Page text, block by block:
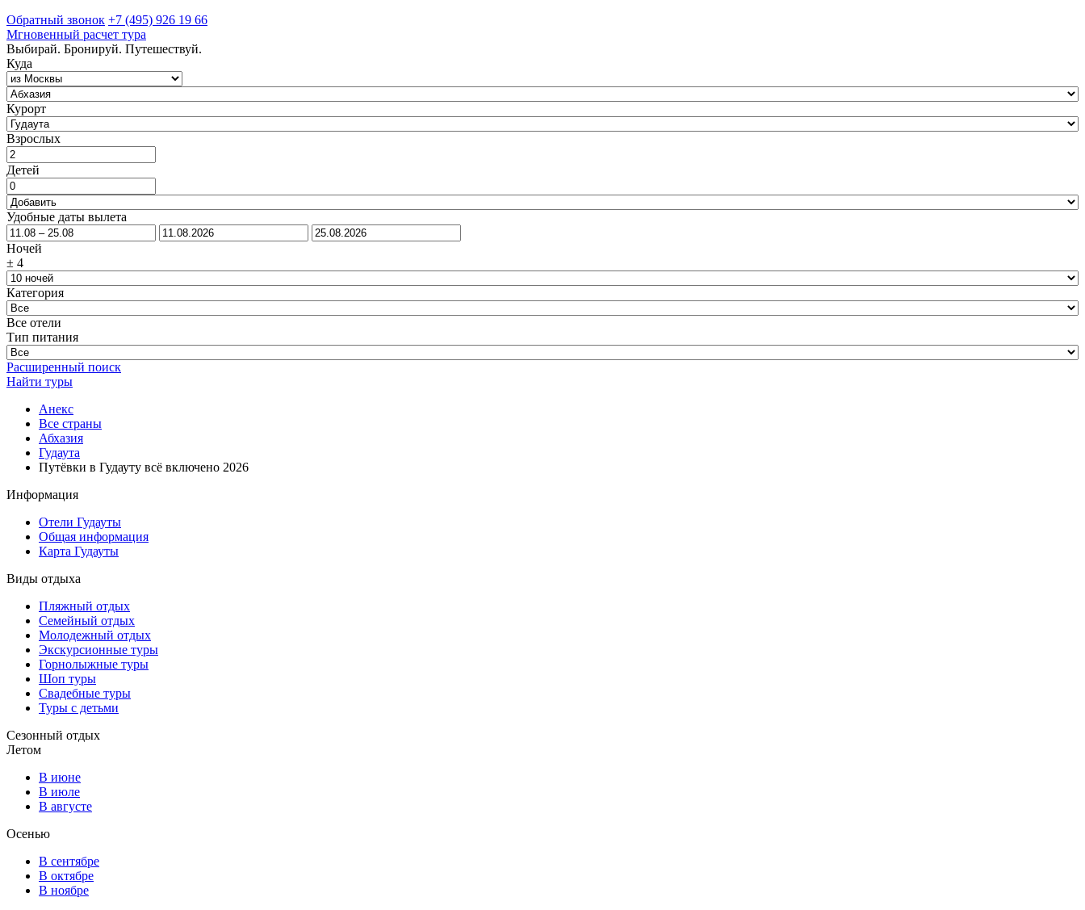
Обратный звонок +7 (495) 926 19 66
Мгновенный расчет тура
Выбирай. Бронируй. Путешествуй.
Куда
Курорт
Взрослых
Детей
Удобные даты вылета
Ночей
± 4
Категория
Все отели
Тип питания
Расширенный поиск
Найти туры
Анекс
Все страны
Абхазия
Гудаута
Путёвки в Гудауту всё включено 2026
Информация
Отели Гудауты
Общая информация
Карта Гудауты
Виды отдыха
Пляжный отдых
Семейный отдых
Молодежный отдых
Экскурсионные туры
Горнолыжные туры
Шоп туры
Свадебные туры
Туры с детьми
Сезонный отдых
Летом
В июне
В июле
В августе
Осенью
В сентябре
В октябре
В ноябре